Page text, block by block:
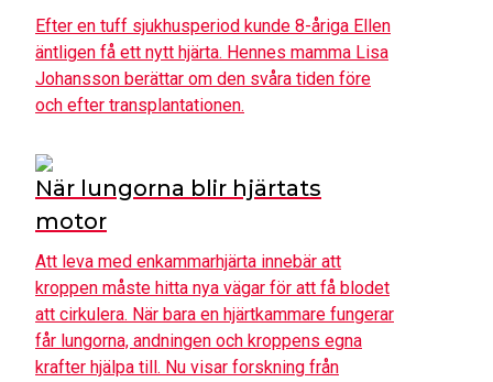
Efter en tuff sjukhusperiod kunde 8-åriga Ellen
äntligen få ett nytt hjärta. Hennes mamma Lisa
Johansson berättar om den svåra tiden före
och efter transplantationen.
När lungorna blir hjärtats
motor
Att leva med enkammarhjärta innebär att
kroppen måste hitta nya vägar för att få blodet
att cirkulera. När bara en hjärtkammare fungerar
får lungorna, andningen och kroppens egna
krafter hjälpa till. Nu visar forskning från